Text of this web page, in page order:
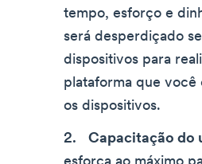
tempo, esforço e
será desperdiçado
dispositivos para
plataforma que
os dispositivos.
Capacitação do